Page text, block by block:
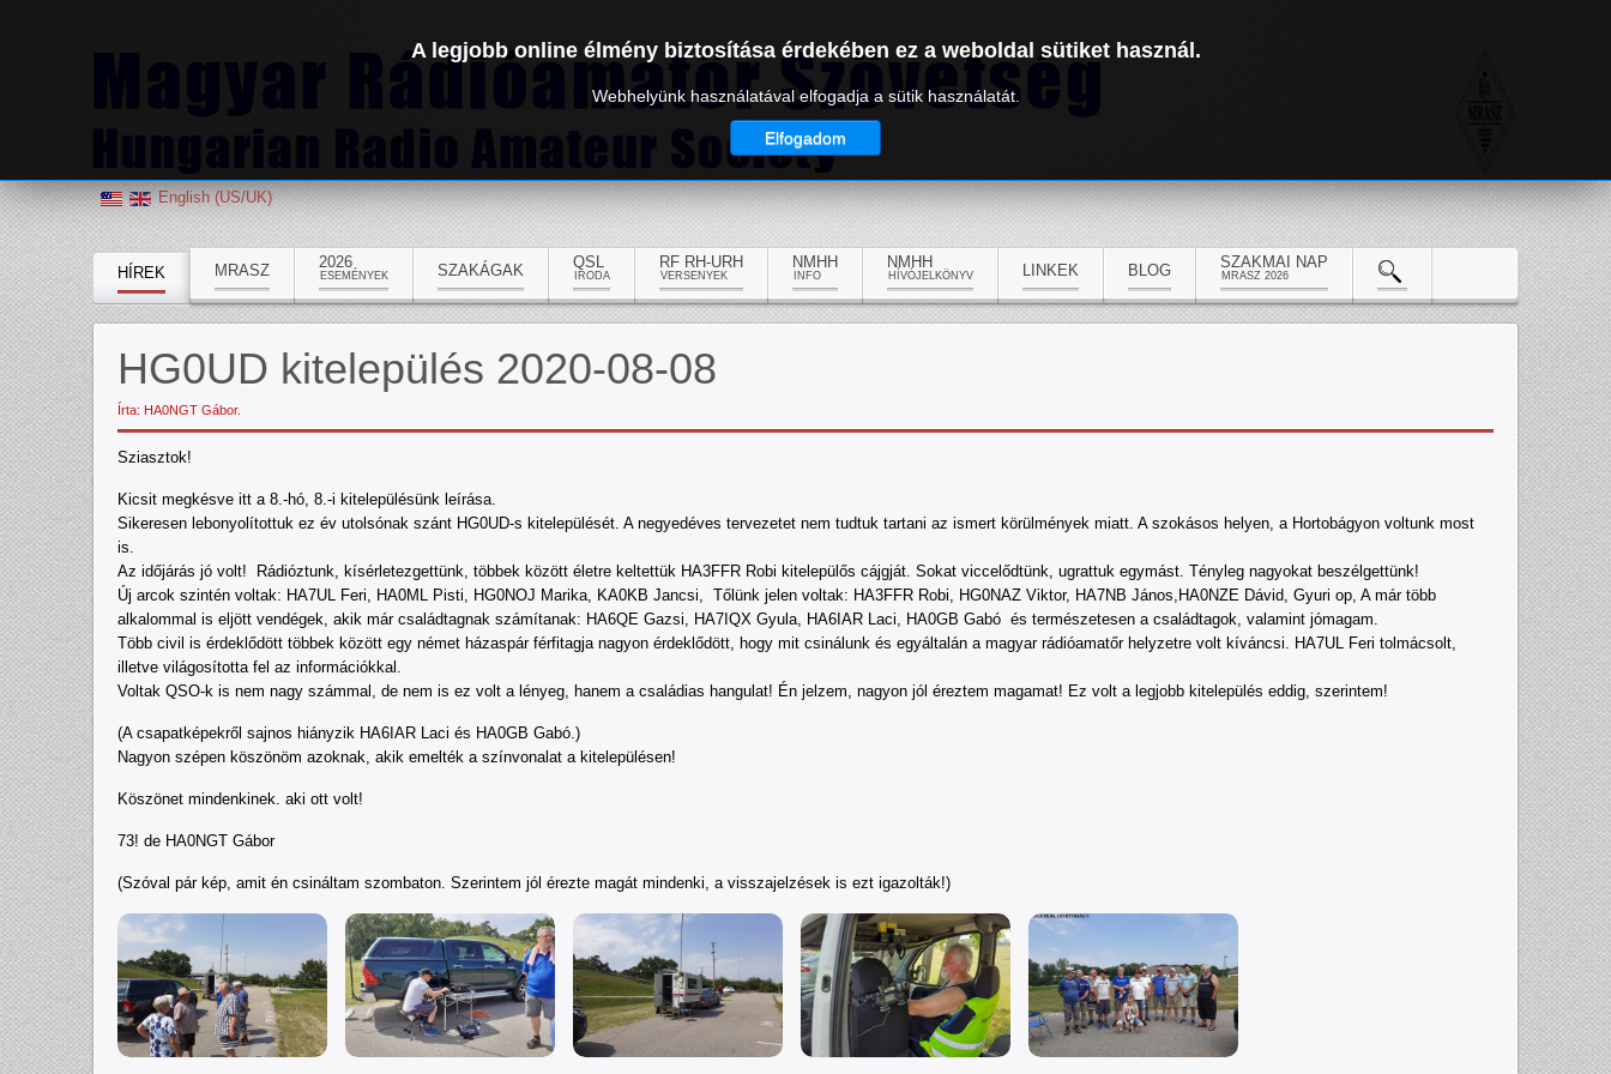
English (US/UK)
HÍREK MRASZ 2026
ESEMÉNYEK SZAKÁGAK QSL
IRODA
RF RH-URH
VERSENYEK
NMHH
INFO
NMHH
HÍVÓJELKÖNYV LINKEK BLOG SZAKMAI NAP
MRASZ 2026
HG0UD kitelepülés 2020-08-08
Írta: HA0NGT Gábor.
Sziasztok!
Kicsit megkésve itt a 8.-hó, 8.-i kitelepülésünk leírása.
Sikeresen lebonyolítottuk ez év utolsónak szánt HG0UD-s kitelepülését. A negyedéves tervezetet nem tudtuk tartani az ismert körülmények miatt. A szokásos helyen, a Hortobágyon voltunk most
is.
Az időjárás jó volt! Rádióztunk, kísérletezgettünk, többek között életre keltettük HA3FFR Robi kitelepülős cájgját. Sokat viccelődtünk, ugrattuk egymást. Tényleg nagyokat beszélgettünk!
Új arcok szintén voltak: HA7UL Feri, HA0ML Pisti, HG0NOJ Marika, KA0KB Jancsi, Tőlünk jelen voltak: HA3FFR Robi, HG0NAZ Viktor, HA7NB János,HA0NZE Dávid, Gyuri op, A már több
alkalommal is eljött vendégek, akik már családtagnak számítanak: HA6QE Gazsi, HA7IQX Gyula, HA6IAR Laci, HA0GB Gabó és természetesen a családtagok, valamint jómagam.
Több civil is érdeklődött többek között egy német házaspár férfitagja nagyon érdeklődött, hogy mit csinálunk és egyáltalán a magyar rádióamatőr helyzetre volt kíváncsi. HA7UL Feri tolmácsolt,
illetve világosította fel az információkkal.
Voltak QSO-k is nem nagy számmal, de nem is ez volt a lényeg, hanem a családias hangulat! Én jelzem, nagyon jól éreztem magamat! Ez volt a legjobb kitelepülés eddig, szerintem!
(A csapatképekről sajnos hiányzik HA6IAR Laci és HA0GB Gabó.)
Nagyon szépen köszönöm azoknak, akik emelték a színvonalat a kitelepülésen!
Köszönet mindenkinek. aki ott volt!
73! de HA0NGT Gábor
(Szóval pár kép, amit én csináltam szombaton. Szerintem jól érezte magát mindenki, a visszajelzések is ezt igazolták!)
A legjobb online élmény biztosítása érdekében ez a weboldal sütiket használ.
Webhelyünk használatával elfogadja a sütik használatát.
Elfogadom